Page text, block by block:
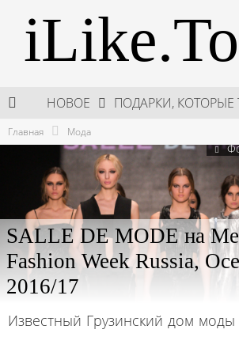
НОВОЕ
Главная Мода
SALLE DE MODE на
Fashion Week Russia,
2016/17
Известный Грузинский дом моды